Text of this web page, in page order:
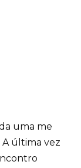
uma me
A última vez